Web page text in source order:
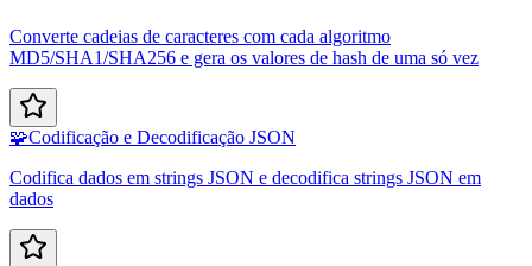
Converte cadeias de caracteres com cada algoritmo
MD5/SHA1/SHA256 e gera os valores de hash de uma só vez
🧩Codificação e Decodificação JSON
Codifica dados em strings JSON e decodifica strings JSON em
dados